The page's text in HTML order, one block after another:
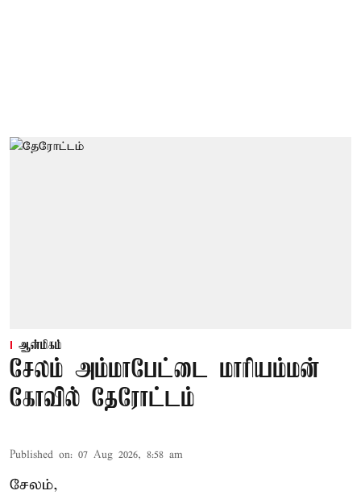
ஆன்மிகம்
சேலம் அம்மாபேட்டை மாரியம்மன்
கோவில் தேரோட்டம்
Published on: 07 Aug 2026, 8:58 am
சேலம்,